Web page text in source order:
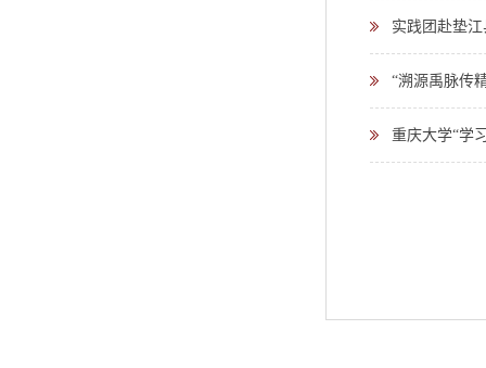
实践团赴垫
“溯源禹脉传
重庆大学“学